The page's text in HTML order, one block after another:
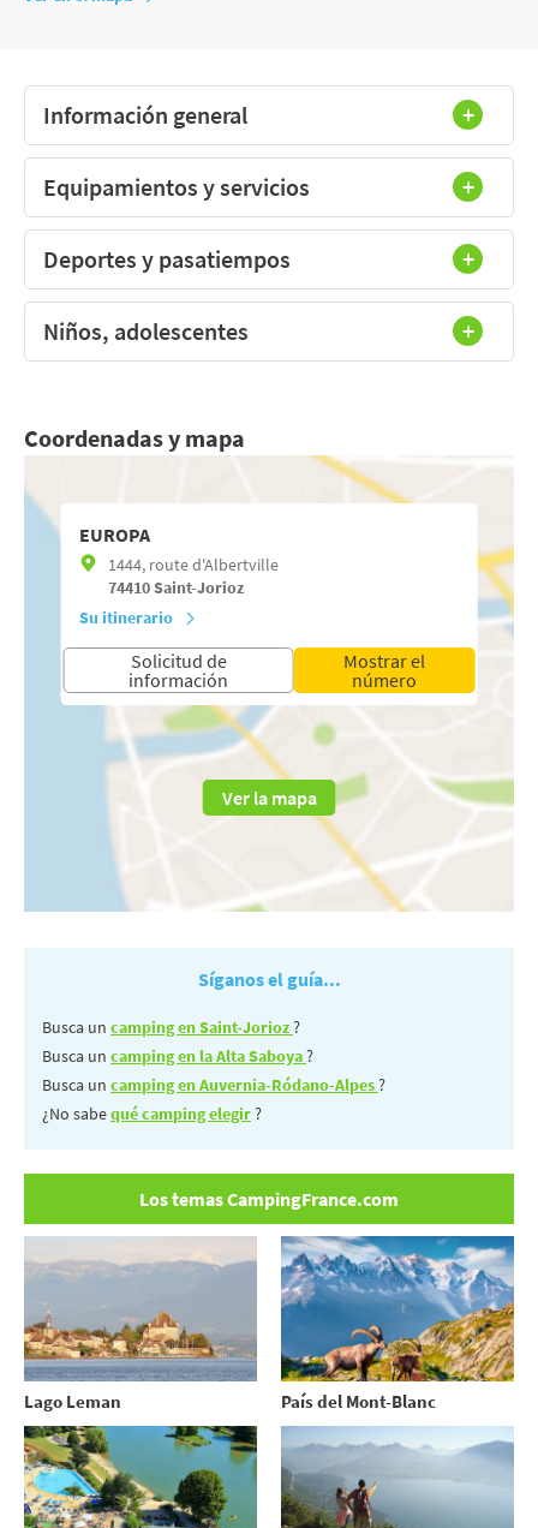
Información general
Equipamientos y servicios
Deportes y pasatiempos
Niños, adolescentes
Coordenadas y mapa
EUROPA
1444, route d'Albertville
74410Saint-Jorioz
Su itinerario
Solicitud de
información
Mostrar el
número
Ver la mapa
Síganos el guía...
Busca un camping en Saint-Jorioz?
Busca un camping en la Alta Saboya?
Busca un camping en Auvernia-Ródano-Alpes?
¿No sabequé camping elegir?
Los temas CampingFrance.com
Lago Leman País del Mont-Blanc